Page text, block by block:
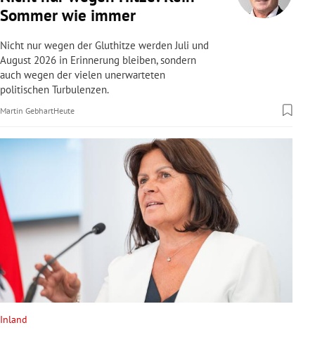
Untermenü
Untermenü
Untermenü
Untermenü
Sommer wie immer
Nicht nur wegen der Gluthitze werden Juli und
August 2026 in Erinnerung bleiben, sondern
auch wegen der vielen unerwarteten
politischen Turbulenzen.
Martin GebhartHeute
Inland